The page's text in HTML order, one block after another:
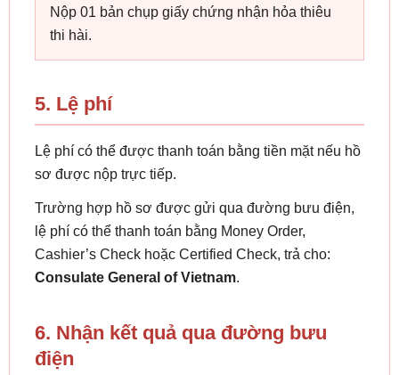
Nộp 01 bản chụp giấy chứng nhận hỏa thiêu
thi hài.
5. Lệ phí
Lệ phí có thể được thanh toán bằng tiền mặt nếu hồ
sơ được nộp trực tiếp.
Trường hợp hồ sơ được gửi qua đường bưu điện,
lệ phí có thể thanh toán bằng Money Order,
Cashier’s Check hoặc Certified Check, trả cho:
Consulate General of Vietnam.
6. Nhận kết quả qua đường bưu
điện